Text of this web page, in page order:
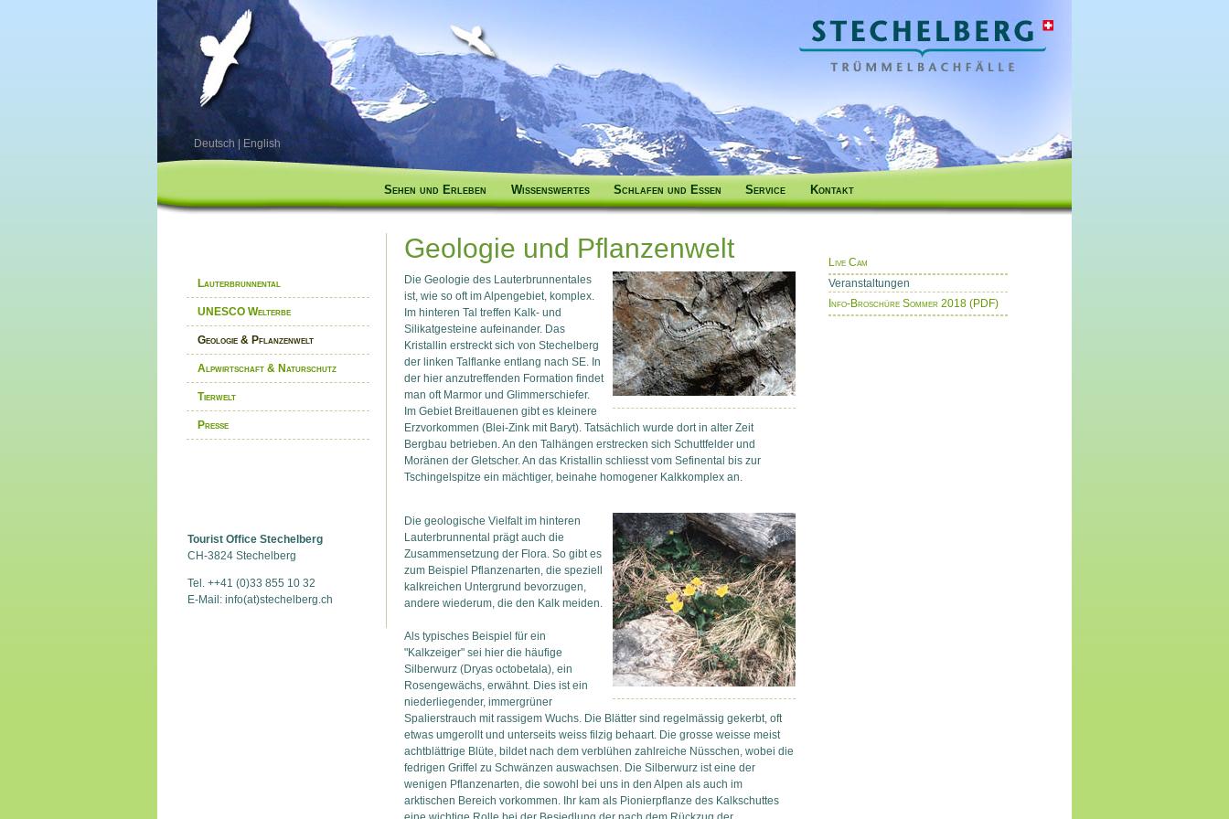
Deutsch |English
Sehen und Erleben Wissenswertes Schlafen und Essen Service Kontakt
Lauterbrunnental
UNESCO Welterbe
Geologie & Pflanzenwelt
Alpwirtschaft & Naturschutz
Tierwelt
Presse
Tourist Office Stechelberg
CH-3824 Stechelberg
Tel. ++41 (0)33 855 10 32
E-Mail: info(at)stechelberg.ch
Geologie und Pflanzenwelt
Die Geologie des Lauterbrunnentales
ist, wie so oft im Alpengebiet, komplex.
Im hinteren Tal treffen Kalk- und
Silikatgesteine aufeinander. Das
Kristallin erstreckt sich von Stechelberg
der linken Talflanke entlang nach SE. In
der hier anzutreffenden Formation findet
man oft Marmor und Glimmerschiefer.
Im Gebiet Breitlauenen gibt es kleinere
Erzvorkommen (Blei-Zink mit Baryt). Tatsächlich wurde dort in alter Zeit
Bergbau betrieben. An den Talhängen erstrecken sich Schuttfelder und
Moränen der Gletscher. An das Kristallin schliesst vom Sefinental bis zur
Tschingelspitze ein mächtiger, beinahe homogener Kalkkomplex an.
Die geologische Vielfalt im hinteren
Lauterbrunnental prägt auch die
Zusammensetzung der Flora. So gibt es
zum Beispiel Pflanzenarten, die speziell
kalkreichen Untergrund bevorzugen,
andere wiederum, die den Kalk meiden.
Als typisches Beispiel für ein
"Kalkzeiger" sei hier die häufige
Silberwurz (Dryas octobetala), ein
Rosengewächs, erwähnt. Dies ist ein
niederliegender, immergrüner
Spalierstrauch mit rassigem Wuchs. Die Blätter sind regelmässig gekerbt, oft
etwas umgerollt und unterseits weiss filzig behaart. Die grosse weisse meist
achtblättrige Blüte, bildet nach dem verblühen zahlreiche Nüsschen, wobei die
fedrigen Griffel zu Schwänzen auswachsen. Die Silberwurz ist eine der
wenigen Pflanzenarten, die sowohl bei uns in den Alpen als auch im
arktischen Bereich vorkommen. Ihr kam als Pionierpflanze des Kalkschuttes
Live Cam
Veranstaltungen
Info-Broschüre Sommer 2018 (PDF)